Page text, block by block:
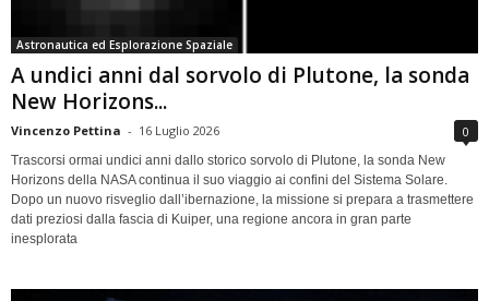
Astronautica ed Esplorazione Spaziale
A undici anni dal sorvolo di Plutone, la sonda
New Horizons...
Vincenzo Pettina - 16 Luglio 2026 0
Trascorsi ormai undici anni dallo storico sorvolo di Plutone, la sonda New
Horizons della NASA continua il suo viaggio ai confini del Sistema Solare.
Dopo un nuovo risveglio dall’ibernazione, la missione si prepara a trasmettere
dati preziosi dalla fascia di Kuiper, una regione ancora in gran parte
inesplorata